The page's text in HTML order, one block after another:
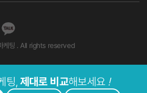
팅, 제대로 비교해보세요 !
팅 . All rights reserved